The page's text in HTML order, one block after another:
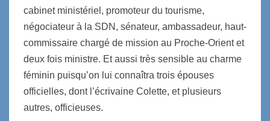
cabinet ministériel, promoteur du tourisme,
négociateur à la SDN, sénateur, ambassadeur, haut-
commissaire chargé de mission au Proche-Orient et
deux fois ministre. Et aussi très sensible au charme
féminin puisqu’on lui connaîtra trois épouses
officielles, dont l’écrivaine Colette, et plusieurs
autres, officieuses.